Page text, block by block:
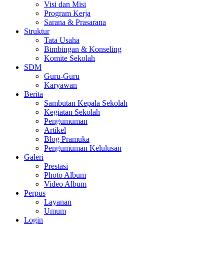
Visi dan Misi
Program Kerja
Sarana & Prasarana
Struktur
Tata Usaha
Bimbingan & Konseling
Komite Sekolah
SDM
Guru-Guru
Karyawan
Berita
Sambutan Kepala Sekolah
Kegiatan Sekolah
Pengumuman
Artikel
Blog Pramuka
Pengumuman Kelulusan
Galeri
Prestasi
Photo Album
Video Album
Perpus
Layanan
Umum
Login